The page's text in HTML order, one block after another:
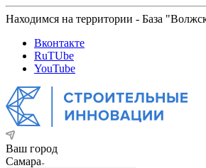
Находимся на территории - База
Вконтакте
RuTUbe
YouTube
Ваш город
Самара